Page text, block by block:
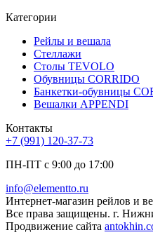
Категории
Рейлы и вешала
Стеллажи
Столы TEVOLO
Обувницы CORRIDO
Банкетки-обувницы
Вешалки APPENDI
Контакты
+7 (991) 120-37-73
ПН-ПТ с 9:00 до 17:00
info@elementto.ru
Интернет-магазин рейлов и
Все права защищены. г.
Продвижение сайта